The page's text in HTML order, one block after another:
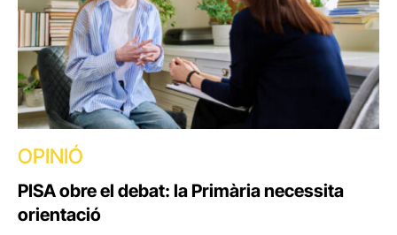
OPINIÓ
PISA obre el debat: la Primària necessita
orientació